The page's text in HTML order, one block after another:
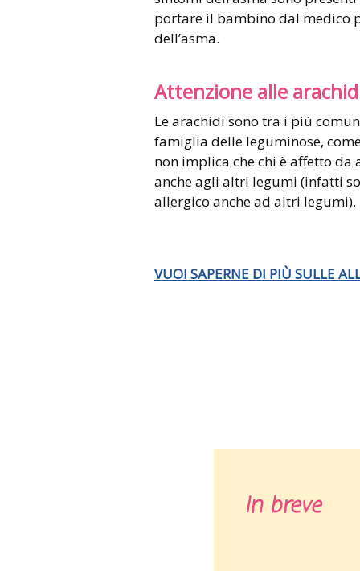
portare il bambino dal medico
dell’asma.
Attenzione alle
Le arachidi sono tra i più
famiglia delle leguminose,
non implica che chi è affetto
anche agli altri legumi (infatti
allergico anche ad altri legumi).
VUOI SAPERNE DI PIÙ SULLE
In breve